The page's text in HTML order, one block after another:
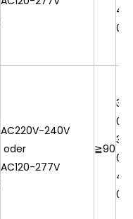
0K
AC220V-240V
oder
AC120-277V
≧90
0K/
350
0K/
0K